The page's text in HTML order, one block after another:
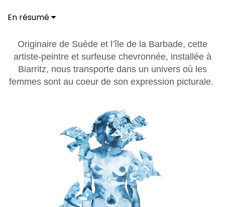
En résumé
Originaire de Suède et l’île de la Barbade, cette
artiste-peintre et surfeuse chevronnée, installée à
Biarritz, nous transporte dans un univers où les
femmes sont au coeur de son expression picturale.